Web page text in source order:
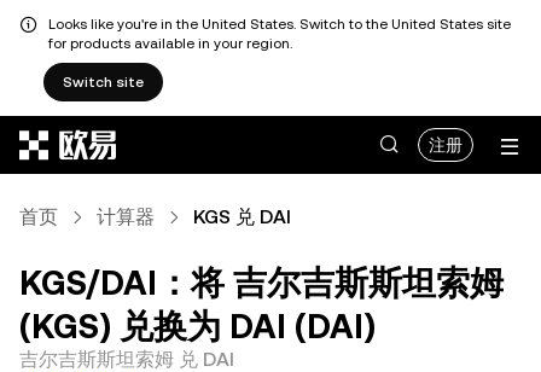
Looks like you're in the United States. Switch to the United States site
for products available in your region.
Switch site
注册
首页 计算器 KGS 兑 DAI
KGS/DAI：将 吉尔吉斯斯坦索姆
(KGS) 兑换为 DAI (DAI)
吉尔吉斯斯坦索姆 兑 DAI